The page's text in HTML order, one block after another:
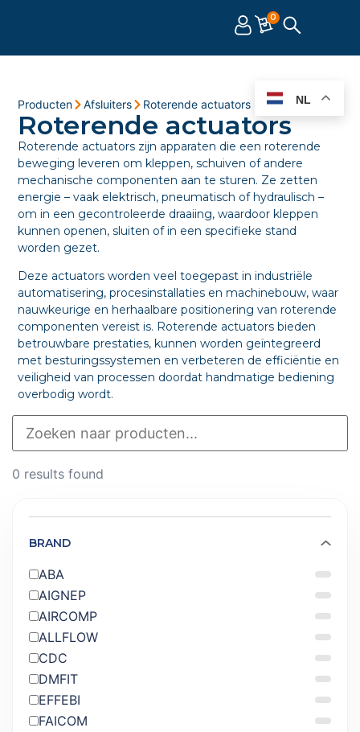
0
Producten Afsluiters Roterende actuators
Roterende actuators
Roterende actuators zijn apparaten die een roterende
beweging leveren om kleppen, schuiven of andere
mechanische componenten aan te sturen. Ze zetten
energie – vaak elektrisch, pneumatisch of hydraulisch –
om in een gecontroleerde draaiing, waardoor kleppen
kunnen openen, sluiten of in een specifieke stand
worden gezet.
Deze actuators worden veel toegepast in industriële
automatisering, procesinstallaties en machinebouw, waar
nauwkeurige en herhaalbare positionering van roterende
componenten vereist is. Roterende actuators bieden
betrouwbare prestaties, kunnen worden geïntegreerd
met besturingssystemen en verbeteren de efficiëntie en
veiligheid van processen doordat handmatige bediening
overbodig wordt.
0 results found
BRAND
ABA
AIGNEP
AIRCOMP
ALLFLOW
CDC
DMFIT
EFFEBI
FAICOM
NL